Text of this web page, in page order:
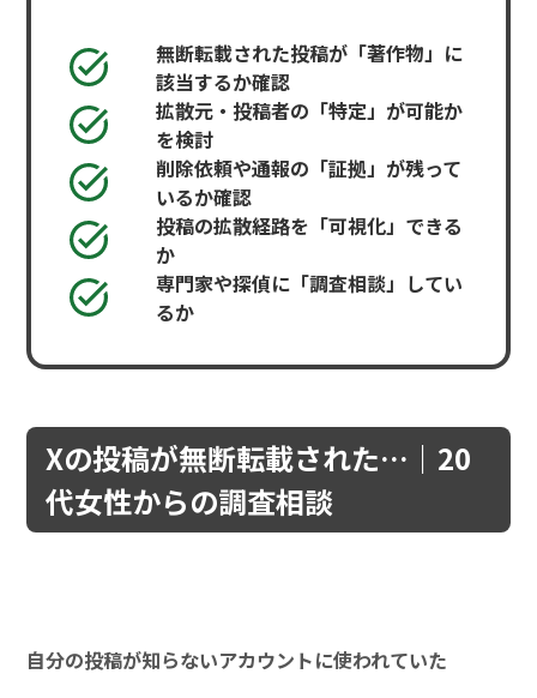
無断転載された投稿が「著作物」に
該当するか確認
拡散元・投稿者の「特定」が可能か
を検討
削除依頼や通報の「証拠」が残って
いるか確認
投稿の拡散経路を「可視化」できる
か
専門家や探偵に「調査相談」してい
るか
Xの投稿が無断転載された…｜20
代女性からの調査相談
自分の投稿が知らないアカウントに使われていた